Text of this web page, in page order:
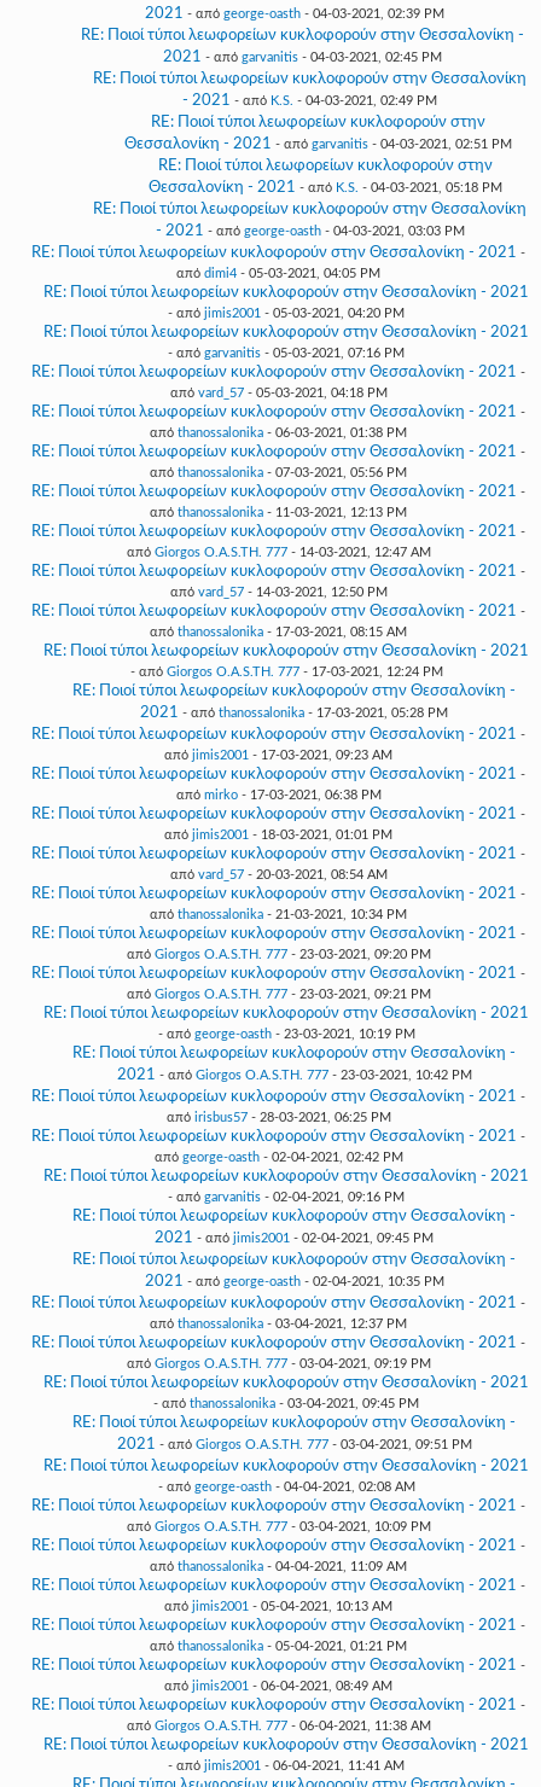
2021 - από george-oasth- 04-03-2021, 02:39 PM
RE: Ποιοί τύποι λεωφορείων κυκλοφορούν στην Θεσσαλονίκη -
2021 - από garvanitis- 04-03-2021, 02:45 PM
RE: Ποιοί τύποι λεωφορείων κυκλοφορούν στην Θεσσαλονίκη
- 2021 - από K.S. - 04-03-2021, 02:49 PM
RE: Ποιοί τύποι λεωφορείων κυκλοφορούν στην
Θεσσαλονίκη - 2021 - από garvanitis- 04-03-2021, 02:51 PM
RE: Ποιοί τύποι λεωφορείων κυκλοφορούν στην
Θεσσαλονίκη - 2021 - από K.S. - 04-03-2021, 05:18 PM
RE: Ποιοί τύποι λεωφορείων κυκλοφορούν στην Θεσσαλονίκη
- 2021 - από george-oasth- 04-03-2021, 03:03 PM
RE: Ποιοί τύποι λεωφορείων κυκλοφορούν στην Θεσσαλονίκη - 2021 -
από dimi4 - 05-03-2021, 04:05 PM
RE: Ποιοί τύποι λεωφορείων κυκλοφορούν στην Θεσσαλονίκη - 2021
- από jimis2001 - 05-03-2021, 04:20 PM
RE: Ποιοί τύποι λεωφορείων κυκλοφορούν στην Θεσσαλονίκη - 2021
- από garvanitis - 05-03-2021, 07:16 PM
RE: Ποιοί τύποι λεωφορείων κυκλοφορούν στην Θεσσαλονίκη - 2021 -
από vard_57- 05-03-2021, 04:18 PM
RE: Ποιοί τύποι λεωφορείων κυκλοφορούν στην Θεσσαλονίκη - 2021 -
από thanossalonika - 06-03-2021, 01:38 PM
RE: Ποιοί τύποι λεωφορείων κυκλοφορούν στην Θεσσαλονίκη - 2021 -
από thanossalonika - 07-03-2021, 05:56 PM
RE: Ποιοί τύποι λεωφορείων κυκλοφορούν στην Θεσσαλονίκη - 2021 -
από thanossalonika - 11-03-2021, 12:13 PM
RE: Ποιοί τύποι λεωφορείων κυκλοφορούν στην Θεσσαλονίκη - 2021 -
από Giorgos O.A.S.TH. 777- 14-03-2021, 12:47 AM
RE: Ποιοί τύποι λεωφορείων κυκλοφορούν στην Θεσσαλονίκη - 2021 -
από vard_57- 14-03-2021, 12:50 PM
RE: Ποιοί τύποι λεωφορείων κυκλοφορούν στην Θεσσαλονίκη - 2021 -
από thanossalonika - 17-03-2021, 08:15 AM
RE: Ποιοί τύποι λεωφορείων κυκλοφορούν στην Θεσσαλονίκη - 2021
- από Giorgos O.A.S.TH. 777- 17-03-2021, 12:24 PM
RE: Ποιοί τύποι λεωφορείων κυκλοφορούν στην Θεσσαλονίκη -
2021 - από thanossalonika - 17-03-2021, 05:28 PM
RE: Ποιοί τύποι λεωφορείων κυκλοφορούν στην Θεσσαλονίκη - 2021 -
από jimis2001 - 17-03-2021, 09:23 AM
RE: Ποιοί τύποι λεωφορείων κυκλοφορούν στην Θεσσαλονίκη - 2021 -
από mirko- 17-03-2021, 06:38 PM
RE: Ποιοί τύποι λεωφορείων κυκλοφορούν στην Θεσσαλονίκη - 2021 -
από jimis2001 - 18-03-2021, 01:01 PM
RE: Ποιοί τύποι λεωφορείων κυκλοφορούν στην Θεσσαλονίκη - 2021 -
από vard_57- 20-03-2021, 08:54 AM
RE: Ποιοί τύποι λεωφορείων κυκλοφορούν στην Θεσσαλονίκη - 2021 -
από thanossalonika - 21-03-2021, 10:34 PM
RE: Ποιοί τύποι λεωφορείων κυκλοφορούν στην Θεσσαλονίκη - 2021 -
από Giorgos O.A.S.TH. 777- 23-03-2021, 09:20 PM
RE: Ποιοί τύποι λεωφορείων κυκλοφορούν στην Θεσσαλονίκη - 2021 -
από Giorgos O.A.S.TH. 777- 23-03-2021, 09:21 PM
RE: Ποιοί τύποι λεωφορείων κυκλοφορούν στην Θεσσαλονίκη - 2021
- από george-oasth- 23-03-2021, 10:19 PM
RE: Ποιοί τύποι λεωφορείων κυκλοφορούν στην Θεσσαλονίκη -
2021 - από Giorgos O.A.S.TH. 777- 23-03-2021, 10:42 PM
RE: Ποιοί τύποι λεωφορείων κυκλοφορούν στην Θεσσαλονίκη - 2021 -
από irisbus57- 28-03-2021, 06:25 PM
RE: Ποιοί τύποι λεωφορείων κυκλοφορούν στην Θεσσαλονίκη - 2021 -
από george-oasth- 02-04-2021, 02:42 PM
RE: Ποιοί τύποι λεωφορείων κυκλοφορούν στην Θεσσαλονίκη - 2021
- από garvanitis - 02-04-2021, 09:16 PM
RE: Ποιοί τύποι λεωφορείων κυκλοφορούν στην Θεσσαλονίκη -
2021 - από jimis2001 - 02-04-2021, 09:45 PM
RE: Ποιοί τύποι λεωφορείων κυκλοφορούν στην Θεσσαλονίκη -
2021 - από george-oasth- 02-04-2021, 10:35 PM
RE: Ποιοί τύποι λεωφορείων κυκλοφορούν στην Θεσσαλονίκη - 2021 -
από thanossalonika - 03-04-2021, 12:37 PM
RE: Ποιοί τύποι λεωφορείων κυκλοφορούν στην Θεσσαλονίκη - 2021 -
από Giorgos O.A.S.TH. 777- 03-04-2021, 09:19 PM
RE: Ποιοί τύποι λεωφορείων κυκλοφορούν στην Θεσσαλονίκη - 2021
- από thanossalonika - 03-04-2021, 09:45 PM
RE: Ποιοί τύποι λεωφορείων κυκλοφορούν στην Θεσσαλονίκη -
2021 - από Giorgos O.A.S.TH. 777- 03-04-2021, 09:51 PM
RE: Ποιοί τύποι λεωφορείων κυκλοφορούν στην Θεσσαλονίκη - 2021
- από george-oasth- 04-04-2021, 02:08 AM
RE: Ποιοί τύποι λεωφορείων κυκλοφορούν στην Θεσσαλονίκη - 2021 -
από Giorgos O.A.S.TH. 777- 03-04-2021, 10:09 PM
RE: Ποιοί τύποι λεωφορείων κυκλοφορούν στην Θεσσαλονίκη - 2021 -
από thanossalonika - 04-04-2021, 11:09 AM
RE: Ποιοί τύποι λεωφορείων κυκλοφορούν στην Θεσσαλονίκη - 2021 -
από jimis2001 - 05-04-2021, 10:13 AM
RE: Ποιοί τύποι λεωφορείων κυκλοφορούν στην Θεσσαλονίκη - 2021 -
από thanossalonika - 05-04-2021, 01:21 PM
RE: Ποιοί τύποι λεωφορείων κυκλοφορούν στην Θεσσαλονίκη - 2021 -
από jimis2001 - 06-04-2021, 08:49 AM
RE: Ποιοί τύποι λεωφορείων κυκλοφορούν στην Θεσσαλονίκη - 2021 -
από Giorgos O.A.S.TH. 777- 06-04-2021, 11:38 AM
RE: Ποιοί τύποι λεωφορείων κυκλοφορούν στην Θεσσαλονίκη - 2021
- από jimis2001 - 06-04-2021, 11:41 AM